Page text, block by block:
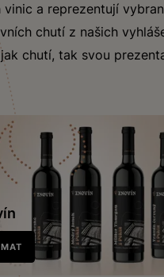
a reprezentují
chutí z našich
chutí, tak svou